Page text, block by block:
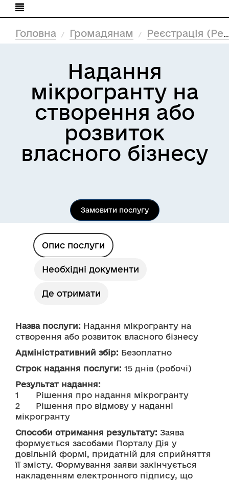
Головна Громадянам Реєстрація (Реєстри)
Надання
мікрогранту на
створення або
розвиток
власного бізнесу
Замовити послугу
Опис послуги
Необхідні документи
Де отримати
Назва послуги: Надання мікрогранту на
створення або розвиток власного бізнесу
Адміністративний збір: Безоплатно
Строк надання послуги: 15 днів (робочі)
Результат надання:
1	Рішення про надання мікрогранту
2	Рішення про відмову у наданні
мікрогранту
Способи отримання результату: Заява
формується засобами Порталу Дія у
довільній формі, придатній для сприйняття
її змісту. Формування заяви закінчується
накладенням електронного підпису, що